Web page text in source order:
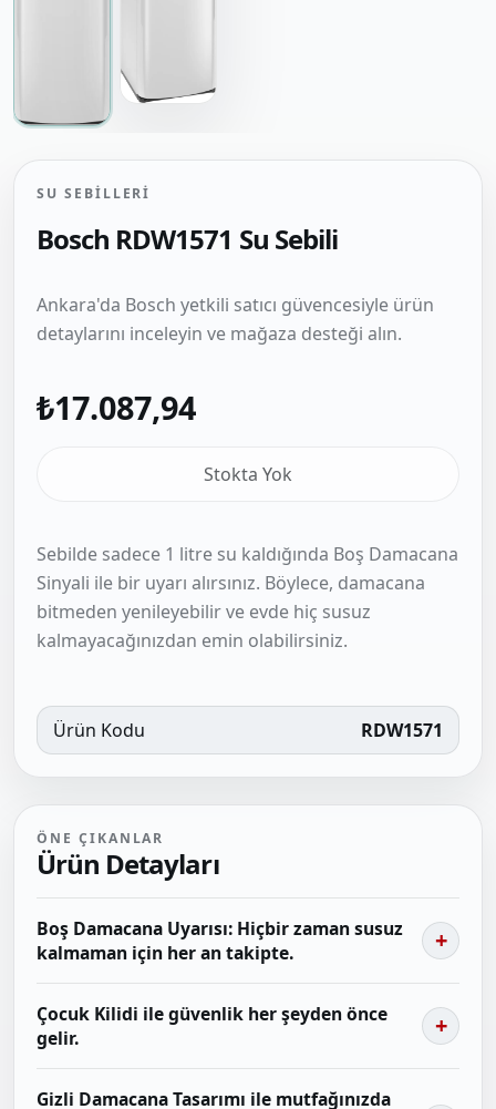
SU SEBILLERI
Bosch RDW1571 Su Sebili
Ankara'da Bosch yetkili satıcı güvencesiyle ürün
detaylarını inceleyin ve mağaza desteği alın.
₺17.087,94
Stokta Yok
Sebilde sadece 1 litre su kaldığında Boş Damacana
Sinyali ile bir uyarı alırsınız. Böylece, damacana
bitmeden yenileyebilir ve evde hiç susuz
kalmayacağınızdan emin olabilirsiniz.
Ürün Kodu RDW1571
ÖNE ÇIKANLAR
Ürün Detayları
Boş Damacana Uyarısı: Hiçbir zaman susuz
kalmaman için her an takipte.
Çocuk Kilidi ile güvenlik her şeyden önce
gelir.
Gizli Damacana Tasarımı ile mutfağınızda